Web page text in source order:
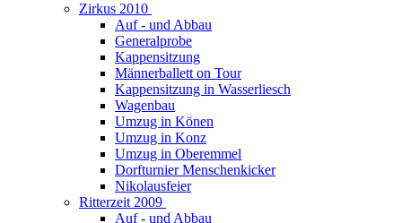
Zirkus 2010
Auf - und Abbau
Generalprobe
Kappensitzung
Männerballett on Tour
Kappensitzung in Wasserliesch
Wagenbau
Umzug in Könen
Umzug in Konz
Umzug in Oberemmel
Dorfturnier Menschenkicker
Nikolausfeier
Ritterzeit 2009
Auf - und Abbau